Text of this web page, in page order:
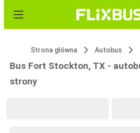
Strona główna Autobus
Bus Fort Stockton, TX -
strony